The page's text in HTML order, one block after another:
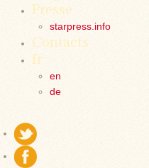
Presse
starpress.info
Contacts
fr
en
de